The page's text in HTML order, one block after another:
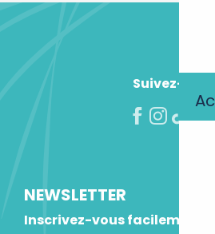
Suivez-nous
NEWSLETTER
Inscrivez-vous facilement